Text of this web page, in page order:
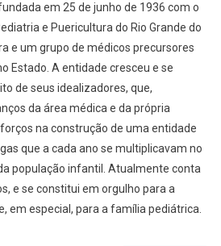
em 25 de junho de 1936 com o
e Puericultura do Rio Grande do
e um grupo de médicos precursores
Estado. A entidade cresceu e se
de seus idealizadores, que,
da área médica e da própria
na construção de uma entidade
que a cada ano se multiplicavam no
população infantil. Atualmente conta
e se constitui em orgulho para a
em especial, para a família pediátrica.